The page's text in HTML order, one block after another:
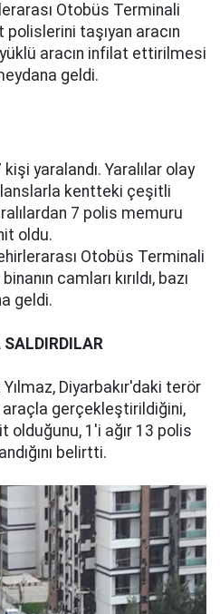
Otobüs Terminali
polislerini taşıyan aracın
aracın infilat ettirilmesi
geldi.
yaralandı. Yaralılar olay
kentteki çeşitli
7 polis memuru
oldu.
Otobüs Terminali
camları kırıldı, bazı
geldi.
SALDIRDILAR
Diyarbakır'daki terör
araçla gerçekleştirildiğini,
1'i ağır 13 polis
belirtti.